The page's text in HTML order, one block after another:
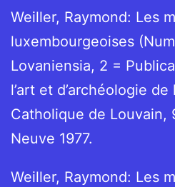
Weiller, Raymond: Les
luxembourgeoises
Lovaniensia, 2 =
l’art et d’archéologie de
Catholique de Louvain,
Neuve 1977.
Weiller, Raymond: Les